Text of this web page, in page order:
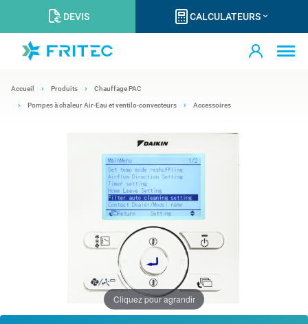
DEVIS CALCULATEURS
Accueil Produits Chauffage PAC
Pompes à chaleur Air-Eau et ventilo-convecteurs Accessoires
Cliquez pour agrandir